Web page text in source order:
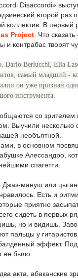
Disaccordi»
второй раз
коллектив. В первый
Project . Что
и контрабас творят
Dario Berlucchi, Elia
самый младший -
он уже признан
инструмента.
со зрителем
Выучили несколько
необъятной.
в основном
Алессандро,
спагетти.
мануш или
Есть и
приятно
сидеть в первых
но и видишь.
пальцы у
эффект.
не было.
акта, абаканские